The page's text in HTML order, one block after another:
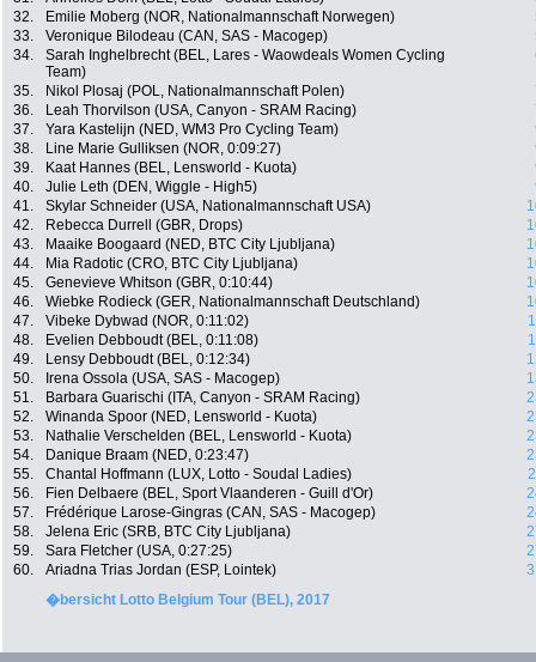
32.
Emilie Moberg (NOR, Nationalmannschaft Norwegen)
33.
Veronique Bilodeau (CAN, SAS - Macogep)
34.
Sarah Inghelbrecht (BEL, Lares - Waowdeals Women Cycling
Team)
35. Nikol Plosaj (POL, Nationalmannschaft Polen)
36.
Leah Thorvilson (USA, Canyon - SRAM Racing)
37.
Yara Kastelijn (NED, WM3 Pro Cycling Team)
38.
Line Marie Gulliksen (NOR, 0:09:27)
39.
Kaat Hannes (BEL, Lensworld - Kuota)
40.
Julie Leth (DEN, Wiggle - High5)
41.
Skylar Schneider (USA, Nationalmannschaft USA)
42.
Rebecca Durrell (GBR, Drops)
43.
Maaike Boogaard (NED, BTC City Ljubljana)
44.
Mia Radotic (CRO, BTC City Ljubljana)
45.
Genevieve Whitson (GBR, 0:10:44)
46.
Wiebke Rodieck (GER, Nationalmannschaft Deutschland)
47.
Vibeke Dybwad (NOR, 0:11:02)
48.
Evelien Debboudt (BEL, 0:11:08)
49.
Lensy Debboudt (BEL, 0:12:34)
50.
Irena Ossola (USA, SAS - Macogep)
51.
Barbara Guarischi (ITA, Canyon - SRAM Racing)
52.
Winanda Spoor (NED, Lensworld - Kuota)
53.
Nathalie Verschelden (BEL, Lensworld - Kuota)
54.
Danique Braam (NED, 0:23:47)
55.
Chantal Hoffmann (LUX, Lotto - Soudal Ladies)
56.
Fien Delbaere (BEL, Sport Vlaanderen - Guill d'Or)
57.
Frédérique Larose-Gingras (CAN, SAS - Macogep)
58.
Jelena Eric (SRB, BTC City Ljubljana)
59.
Sara Fletcher (USA, 0:27:25)
60.
Ariadna Trias Jordan (ESP, Lointek)
�bersicht Lotto Belgium Tour (BEL), 2017